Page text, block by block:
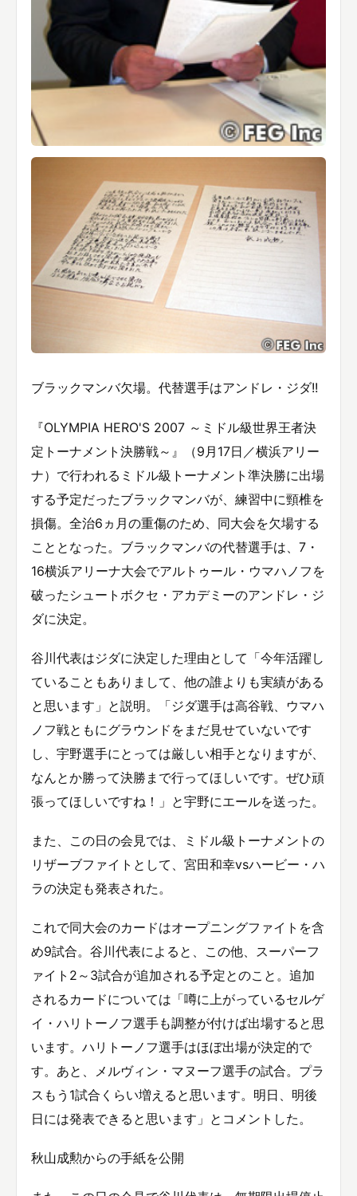
ブラックマンバ欠場。代替選手はアンドレ・ジダ!!
『OLYMPIA HERO'S 2007 ～ミドル級世界王者決
定トーナメント決勝戦～』（9月17日／横浜アリー
ナ）で行われるミドル級トーナメント準決勝に出場
する予定だったブラックマンバが、練習中に頸椎を
損傷。全治6ヵ月の重傷のため、同大会を欠場する
こととなった。ブラックマンバの代替選手は、7・
16横浜アリーナ大会でアルトゥール・ウマハノフを
破ったシュートボクセ・アカデミーのアンドレ・ジ
ダに決定。
谷川代表はジダに決定した理由として「今年活躍し
ていることもありまして、他の誰よりも実績がある
と思います」と説明。「ジダ選手は高谷戦、ウマハ
ノフ戦ともにグラウンドをまだ見せていないです
し、宇野選手にとっては厳しい相手となりますが、
なんとか勝って決勝まで行ってほしいです。ぜひ頑
張ってほしいですね！」と宇野にエールを送った。
また、この日の会見では、ミドル級トーナメントの
リザーブファイトとして、宮田和幸vsハービー・ハ
ラの決定も発表された。
これで同大会のカードはオープニングファイトを含
め9試合。谷川代表によると、この他、スーパーフ
ァイト2～3試合が追加される予定とのこと。追加
されるカードについては「噂に上がっているセルゲ
イ・ハリトーノフ選手も調整が付けば出場すると思
います。ハリトーノフ選手はほぼ出場が決定的で
す。あと、メルヴィン・マヌーフ選手の試合。プラ
スもう1試合くらい増えると思います。明日、明後
日には発表できると思います」とコメントした。
秋山成勲からの手紙を公開